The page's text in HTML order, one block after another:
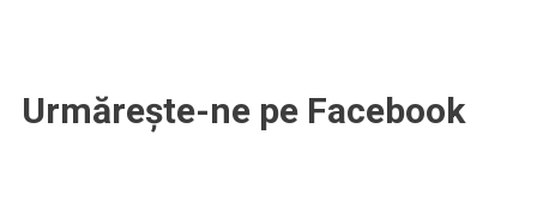
Urmărește-ne pe Facebook